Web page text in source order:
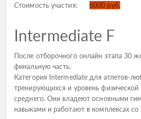
Стоимость участия: 6000 руб.
Intermediate F
После отборочного онлайн этапа 30
финальную часть.
Категория Intermediate для атлетов-
тренирующихся и уровень
среднего. Они владеют основными
навыками и работают в комплексах